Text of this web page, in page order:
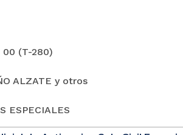
00 (T-280)
ALZATE y otros
ESPECIALES